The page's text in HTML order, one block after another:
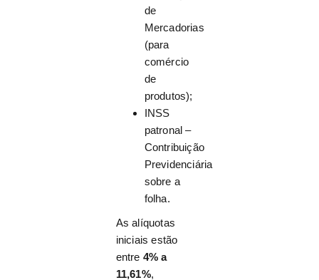
de
Mercadorias
(para
comércio
de
produtos);
INSS
patronal –
Contribuição
Previdenciária
sobre a
folha.
As alíquotas
iniciais estão
entre 4% a
11,61%,